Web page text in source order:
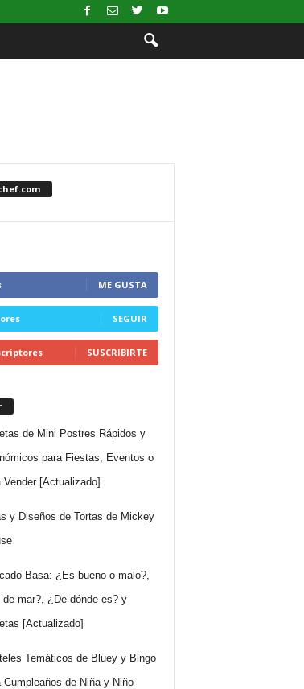
ME GUSTA
SEGUIR
SUSCRIBIRTE
de Mini Postres Rápidos y
para Fiestas, Eventos o
Vender [Actualizado]
y Diseños de Tortas de Mickey
Basa: ¿Es bueno o malo?,
de mar?, ¿De dónde es? y
[Actualizado]
Temáticos de Bluey y Bingo
Cumpleaños de Niña y Niño